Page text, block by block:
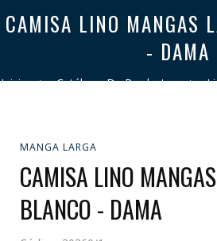
CAMISA LINO MANGAS
- DAMA
Inicio > Catálogo De Productos >
MANGA LARGA
CAMISA LINO
BLANCO - DAMA